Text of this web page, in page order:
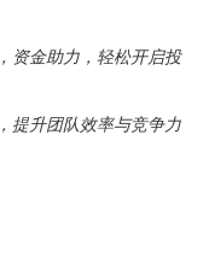
资金助力，轻松开启投
提升团队效率与竞争力